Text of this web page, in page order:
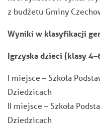
z budżetu Gminy
Wyniki w klasyfikacji
Igrzyska dzieci (klasy
I miejsce – Szkoła
Dziedzicach
II miejsce – Szkoła
Dziedzicach